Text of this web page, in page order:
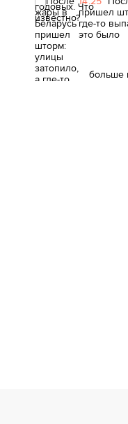
пришел
где-то
это было
больше